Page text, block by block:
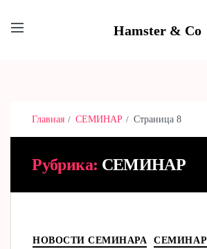
Hamster & Co
Главная СЕМИНАР Страница 8
Рубрика: СЕМИНАР
НОВОСТИ СЕМИНАРА СЕМИНАР